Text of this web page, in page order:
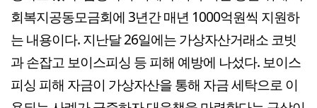
회복지공동모금회에 3년간 매년 1000억원씩 지원하
는 내용이다. 지난달 26일에는 가상자산거래소 코빗
과 손잡고 보이스피싱 등 피해 예방에 나섰다. 보이스
피싱 피해 자금이 가상자산을 통해 자금 세탁으로 이